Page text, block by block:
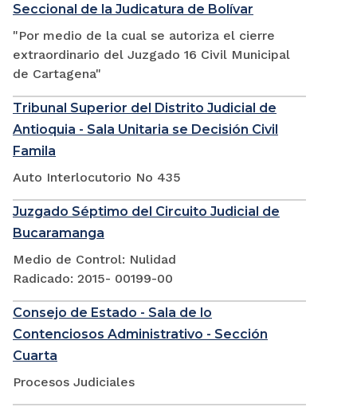
Seccional de la Judicatura de Bolívar
"Por medio de la cual se autoriza el cierre
extraordinario del Juzgado 16 Civil Municipal
de Cartagena"
Tribunal Superior del Distrito Judicial de
Antioquia - Sala Unitaria se Decisión Civil
Famila
Auto Interlocutorio No 435
Juzgado Séptimo del Circuito Judicial de
Bucaramanga
Medio de Control: Nulidad
Radicado: 2015- 00199-00
Consejo de Estado - Sala de lo
Contenciosos Administrativo - Sección
Cuarta
Procesos Judiciales